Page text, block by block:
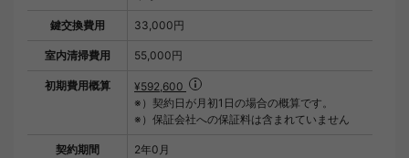
鍵交換費用 33,000円
室内清掃費用 55,000円
初期費用概算
¥592,600
※）契約日が月初1日の場合の概算です。
※）保証会社への保証料は含まれていません
契約期間 2年0月